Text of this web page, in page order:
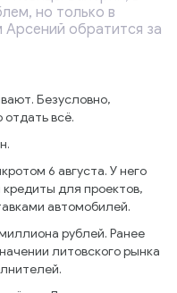
но только в
обратится за
Безусловно,
отдать всё.
6 августа. У него
для проектов,
автомобилей.
рублей. Ранее
литовского рынка